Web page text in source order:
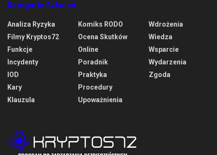
Kategorie Szkoleń
Analiza Ryzyka
Filmy Kryptos72
Funkcje
Incydenty
IOD
Kary
Klauzula
Komiks RODO
Ocena Skutków
Online
Poradnik
Praktyka
Procedury
Upoważnienia
Wdrożenia
Wiedza
Wsparcie
Wydarzenia
Zgoda